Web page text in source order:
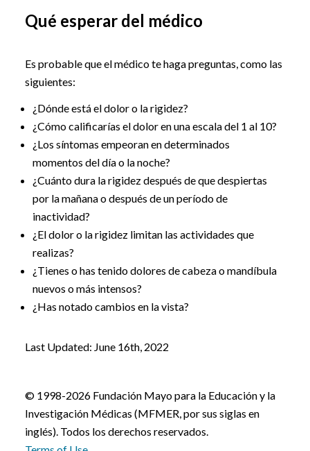
Qué esperar del médico
Es probable que el médico te haga preguntas, como las
siguientes:
¿Dónde está el dolor o la rigidez?
¿Cómo calificarías el dolor en una escala del 1 al 10?
¿Los síntomas empeoran en determinados
momentos del día o la noche?
¿Cuánto dura la rigidez después de que despiertas
por la mañana o después de un período de
inactividad?
¿El dolor o la rigidez limitan las actividades que
realizas?
¿Tienes o has tenido dolores de cabeza o mandíbula
nuevos o más intensos?
¿Has notado cambios en la vista?
Last Updated: June 16th, 2022
© 1998-2026 Fundación Mayo para la Educación y la
Investigación Médicas (MFMER, por sus siglas en
inglés). Todos los derechos reservados.